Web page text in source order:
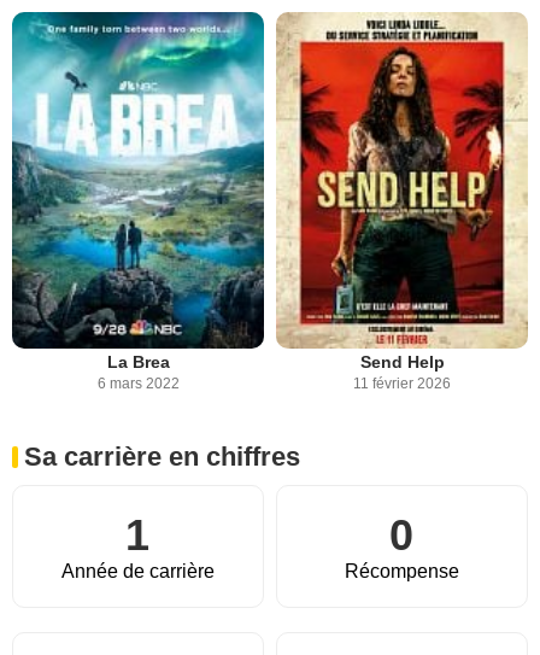
La Brea
6 mars 2022
Send Help
11 février 2026
Sa carrière en chiffres
1
Année de carrière
0
Récompense